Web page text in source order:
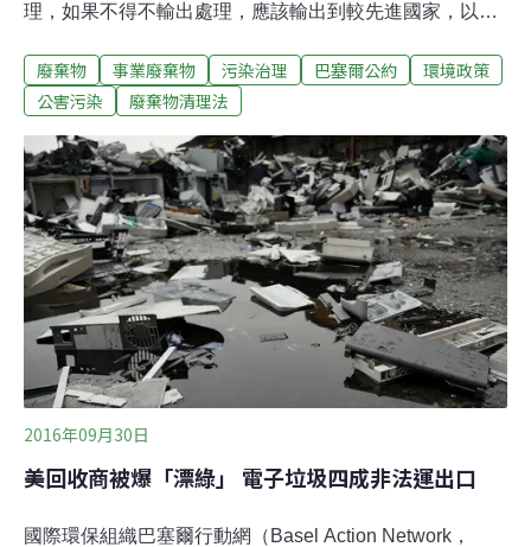
理，如果不得不輸出處理，應該輸出到較先進國家，以避
然台灣並非《巴塞爾公約》締約國，但此舉等於將《巴塞
爾公約》國內法化。22日衛環委員會進行審查，雖然委員
害事業廢棄物能有妥善的處理？環保署副署長詹順貴表
示，經過去年年底廢棄法大修後，已經釐清「廢棄物」與
「產品」的定義，未來也將納入「吹哨者」條款，來打擊
不法業者。吳玉琴的提案，是修正《廢清法》的第38條與
規定相關罰則第53條。第38條主要在規範一般與有害事業
廢棄物的輸入、輸出、過境、轉口。在有害事業廢棄物的
部分，修正之後，不管是輸入、輸出、過境、轉口，都需
向取得中央主管機關申請核發許可文件。修正草案提出，
可供輸出者，僅限於國內無法妥善清理處理、無適當
廢棄物 事業廢棄物 污染治理 巴塞爾公約
環境政策
公害污染
廢棄物清理法
2016年09月30日
美回收商被爆「漂綠」 電子垃圾四成非法運出口
國際環保組織巴塞爾行動網（Basel Action Network，